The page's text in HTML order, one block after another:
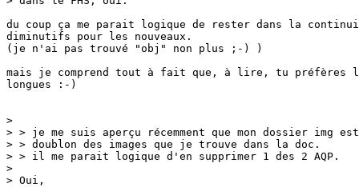
du coup ça me parait logique de rester dans la
diminutifs pour les nouveaux.
(je n'ai pas trouvé "obj" non plus ;-) )
mais je comprend tout à fait que, à lire, tu préfères
longues :-)
>
> > je me suis aperçu récemment que mon dossier img
> > doublon des images que je trouve dans la doc.
> > il me parait logique d'en supprimer 1 des 2 AQP.
>
> Oui,